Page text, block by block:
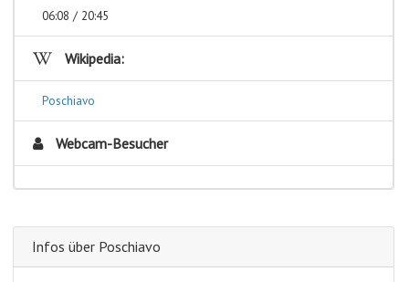
06:08 / 20:45
Wikipedia:
Poschiavo
Webcam-Besucher
Infos über Poschiavo